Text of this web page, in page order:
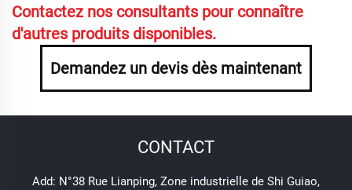
Contactez nos consultants pour connaître
d'autres produits disponibles.
Demandez un devis dès maintenant
CONTACT
Add: N°38 Rue Lianping, Zone industrielle de Shi Guiao,